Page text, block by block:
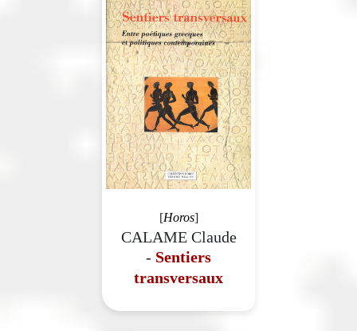
[Horos]
CALAME Claude
- Sentiers
transversaux